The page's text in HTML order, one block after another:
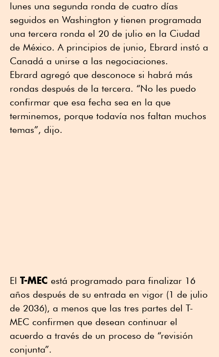
lunes una segunda ronda de cuatro días
seguidos en Washington y tienen programada
una tercera ronda el 20 de julio en la Ciudad
de México. A principios de junio, Ebrard instó a
Canadá a unirse a las negociaciones.
Ebrard agregó que desconoce si habrá más
rondas después de la tercera. “No les puedo
confirmar que esa fecha sea en la que
terminemos, porque todavía nos faltan muchos
temas”, dijo.
El T-MEC está programado para finalizar 16
años después de su entrada en vigor (1 de julio
de 2036), a menos que las tres partes del T-
MEC confirmen que desean continuar el
acuerdo a través de un proceso de “revisión
conjunta”.